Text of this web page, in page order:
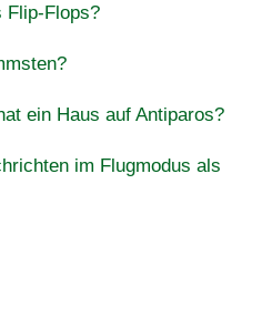
Flip-Flops?
ein Haus auf Antiparos?
im Flugmodus als